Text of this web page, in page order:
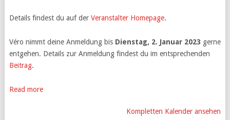
Details findest du auf der Veranstalter Homepage.
Véro nimmt deine Anmeldung bis Dienstag, 2. Januar 2023 gerne
entgehen. Details zur Anmeldung findest du im entsprechenden
Beitrag.
Read more
Kompletten Kalender ansehen